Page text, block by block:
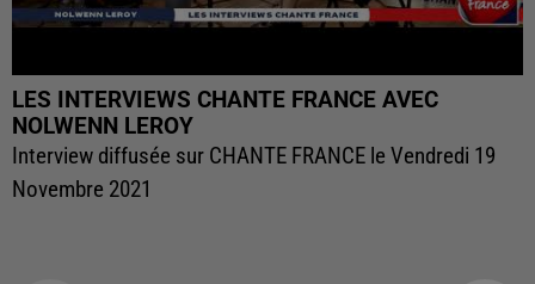
LES INTERVIEWS CHANTE FRANCE AVEC
NOLWENN LEROY
Interview diffusée sur CHANTE FRANCE le Vendredi 19
Novembre 2021